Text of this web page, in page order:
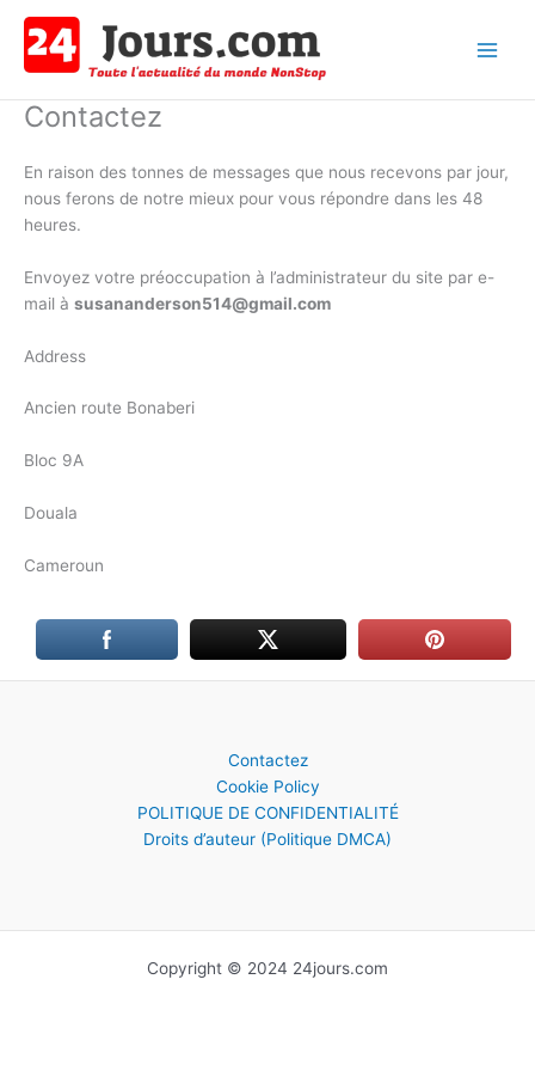
contenu
Contactez
En raison des tonnes de messages que nous recevons par jour,
nous ferons de notre mieux pour vous répondre dans les 48
heures.
Envoyez votre préoccupation à l’administrateur du site par e-
mail à susananderson514@gmail.com
Address
Ancien route Bonaberi
Bloc 9A
Douala
Cameroun
Contactez
Cookie Policy
POLITIQUE DE CONFIDENTIALITÉ
Droits d’auteur (Politique DMCA)
Copyright © 2024 24jours.com